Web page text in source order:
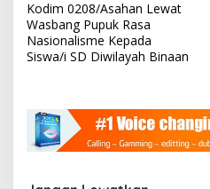
a
v
i
a
s
i
p
Kodim 0208/Asahan Lewat
Wasbang Pupuk Rasa
Nasionalisme Kepada
Siswa/i SD Diwilayah Binaan